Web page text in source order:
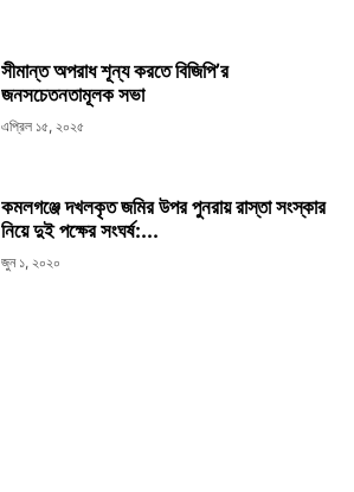
সীমান্ত অপরাধ শূন্য করতে বিজিপি’র
জনসচেতনতামূলক সভা
এপ্রিল ১৫, ২০২৫
কমলগঞ্জে দখলকৃত জমির উপর পুনরায় রাস্তা সংস্কার
নিয়ে দুই পক্ষের সংঘর্ষ:...
জুন ১, ২০২০